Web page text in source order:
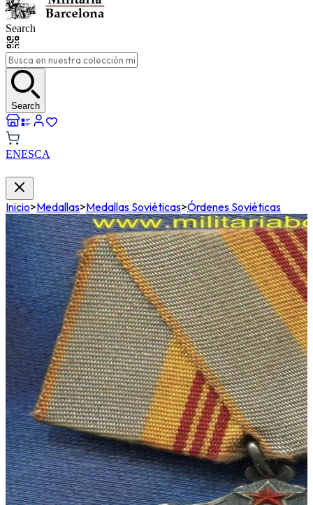
Search
Search
ENESCA
Inicio>Medallas>Medallas Soviéticas>Órdenes Soviéticas